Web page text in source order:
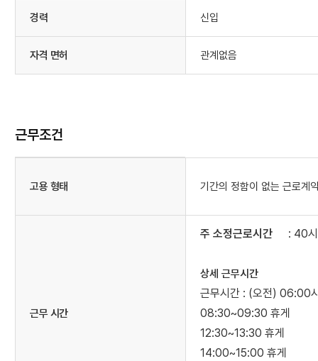
경력 신입
자격 면허 관계없음
근무조건
고용 형태 기간의 정함이 없는 근로계
근무 시간
주 소정근로시간
도: 40
상세 근무시간
근무시간 : (오전) 06:00
08:30~09:30 휴게
12:30~13:30 휴게
14:00~15:00 휴게